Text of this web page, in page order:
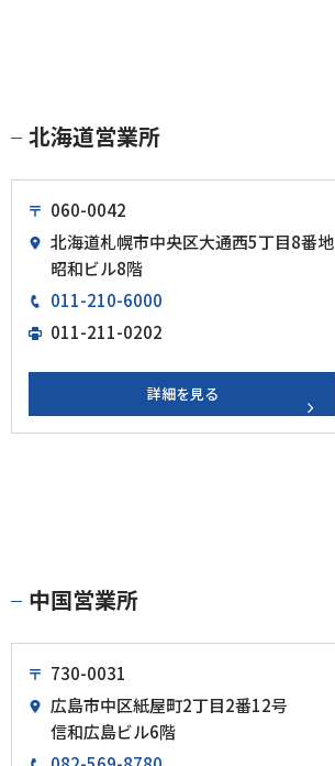
北海道営業所
060-0042
北海道札幌市中央区大通西5丁目8番地
昭和ビル8階
011-210-6000
011-211-0202
詳細を見る
中国営業所
730-0031
広島市中区紙屋町2丁目2番12号
信和広島ビル6階